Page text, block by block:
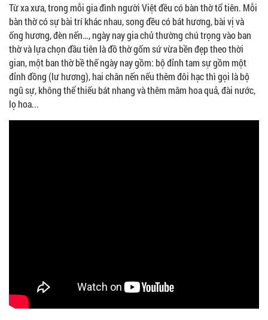
Từ xa xưa, trong mỗi gia đình người Việt đều có bàn thờ tổ tiên. Mỗi
bàn thờ có sự bài trí khác nhau, song đều có bát hương, bài vị và
ống hương, đèn nến…, ngày nay gia chủ thường chú trọng vào ban
thờ và lựa chọn đầu tiên là đồ thờ gốm sứvừa bền đẹp theo thời
gian, một ban thờ bề thế ngày nay gồm: bộ đỉnh tam sự gồm một
đỉnh đồng (lư hương), hai chân nến nếu thêm đôi hạc thì gọi là bộ
ngũ sự, không thể thiếu bát nhang và thêm mâm hoa quả, đài nước,
lọ hoa...